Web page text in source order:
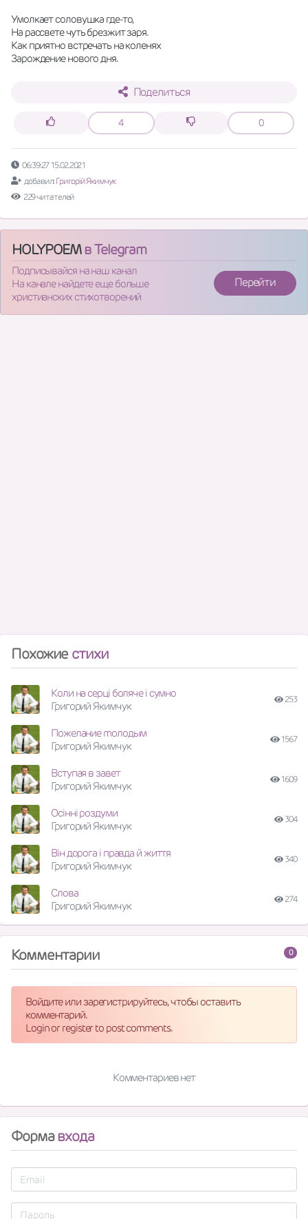
Умолкает соловушка где-то,
На рассвете чуть брезжит заря.
Как приятно встречать на коленях
Зарождение нового дня.
Поделиться
4 0
06:39:27 15.02.2021
добавил: Григорій Якимчук
229 читателей
HOLYPOEMв Telegram
Подписывайся на наш канал
На канале найдете еще больше
христианских стихотворений
Перейти
Похожие стихи
Коли на серці боляче і сумно
Григорий Якимчук
253
Пожелание mолодым
Григорий Якимчук
1567
Вступая в завет
Григорий Якимчук
1609
Осінні роздуми
Григорий Якимчук
304
Він дорога і правда й життя
Григорий Якимчук
340
Слова
Григорий Якимчук
274
0
Комментарии
Войдите или зарегистрируйтесь, чтобы оставить
комментарий.
Login or register to post comments.
Комментариев нет
Формавхода